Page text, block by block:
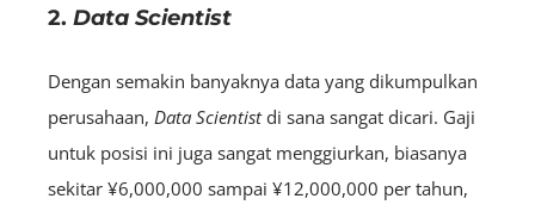
2. Data Scientist
Dengan semakin banyaknya data yang dikumpulkan
perusahaan, Data Scientistdi sana sangat dicari. Gaji
untuk posisi ini juga sangat menggiurkan, biasanya
sekitar ¥6,000,000 sampai ¥12,000,000 per tahun,